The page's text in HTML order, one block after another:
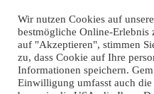
Anspruch an unsere Mitglieder,
widerspiegelt.
Wir nutzen Cookies auf
bestmögliche Online-
auf "Akzeptieren", stimmen
zu, dass Cookie auf Ihre
Informationen speichern.
Einwilligung umfasst auch